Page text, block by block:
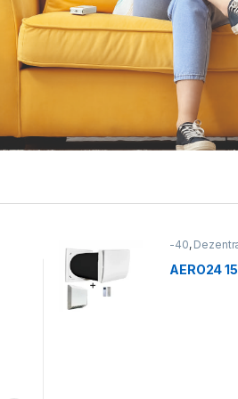
-40,
Unsere
AERO24